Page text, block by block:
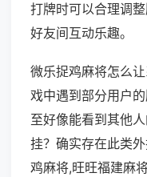
打牌时可以合理调
好友间互动乐趣。
微乐捉鸡麻将怎么
戏中遇到部分用户
至好像能看到其他
挂？确实存在此类
鸡麻将,旺旺福建麻